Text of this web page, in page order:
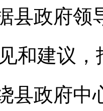
县政府领
和建议
县政府中